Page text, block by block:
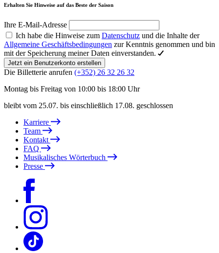
Erhalten Sie Hinweise auf das Beste der Saison
Ihre E-Mail-Adresse
Ich habe die Hinweise zum Datenschutz und die Inhalte der
Allgemeine Geschäftsbedingungen zur Kenntnis genommen und bin
mit der Speicherung meiner Daten einverstanden.
Jetzt ein Benutzerkonto erstellen
Die Billetterie anrufen (+352) 26 32 26 32
Montag bis Freitag von 10:00 bis 18:00 Uhr
bleibt vom 25.07. bis einschließlich 17.08. geschlossen
Karriere
Team
Kontakt
FAQ
Musikalisches Wörterbuch
Presse